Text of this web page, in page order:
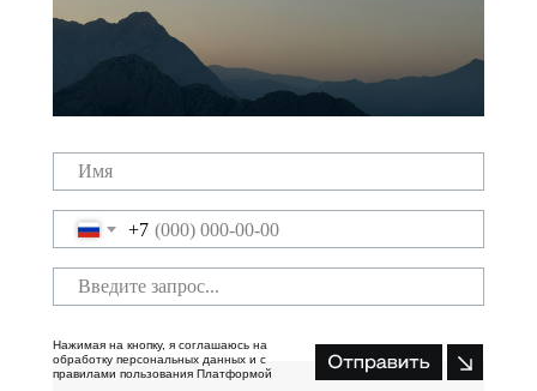
+7
Отправить
Нажимая на кнопку, я соглашаюсь на
обработку персональных данных и с
правилами пользования Платформой